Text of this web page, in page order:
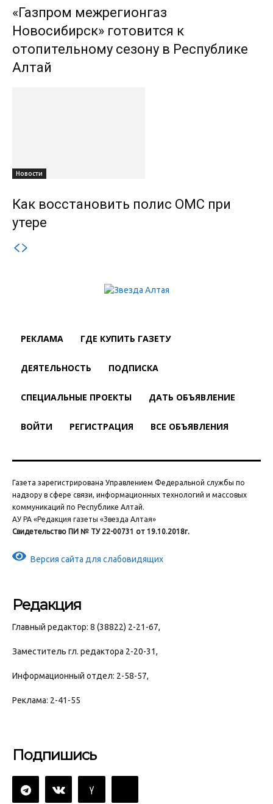
«Газпром межрегионгаз
Новосибирск» готовится к
отопительному сезону в Республике
Алтай
Новости
Как восстановить полис ОМС при
утере
РЕКЛАМА ГДЕ КУПИТЬ ГАЗЕТУ
ДЕЯТЕЛЬНОСТЬ ПОДПИСКА
СПЕЦИАЛЬНЫЕ ПРОЕКТЫ ДАТЬ ОБЪЯВЛЕНИЕ
ВОЙТИ РЕГИСТРАЦИЯ ВСЕ ОБЪЯВЛЕНИЯ
Газета зарегистрирована Управлением Федеральной службы по
надзору в сфере связи, информационных технологий и массовых
коммуникаций по Республике Алтай.
АУ РА «Редакция газеты «Звезда Алтая»
Свидетельство ПИ № ТУ 22-00731 от 19.10.2018г.
Версия сайта для слабовидящих
Редакция
Главный редактор: 8 (38822) 2-21-67,
Заместитель гл. редактора 2-20-31,
Информационный отдел: 2-58-57,
Реклама: 2-41-55
Подпишись